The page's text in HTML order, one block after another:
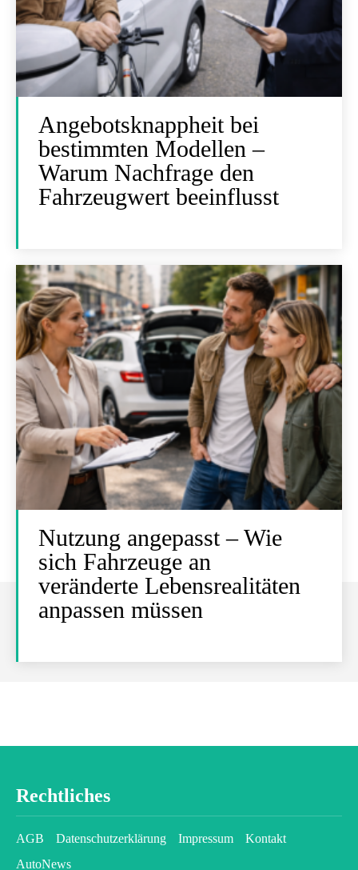
Angebotsknappheit bei
bestimmten Modellen –
Warum Nachfrage den
Fahrzeugwert beeinflusst
Nutzung angepasst – Wie
sich Fahrzeuge an
veränderte Lebensrealitäten
anpassen müssen
Rechtliches
AGB Datenschutzerklärung Impressum
Kontakt
AutoNews